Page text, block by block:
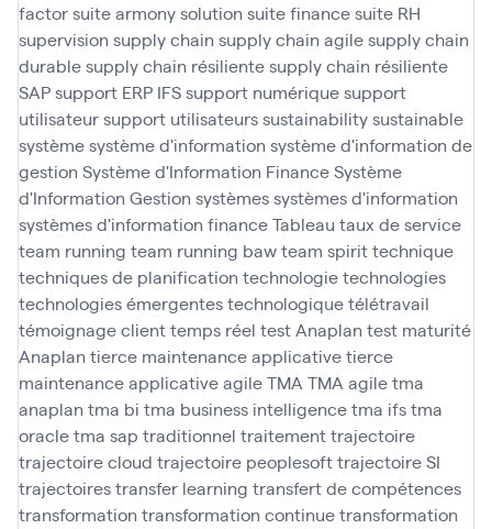
factorsuite armony solution suite financesuite RH
supervision supply chain supply chain agilesupply chain
durablesupply chain résilientesupply chain résiliente
SAPsupport ERP IFSsupport numériquesupport
utilisateursupport utilisateurssustainabilitysustainable
systèmesystème d'information système d'information de
gestion Système d'Information FinanceSystème
d'Information Gestion systèmessystèmes d'information
systèmes d'information financeTableau taux de service
team running team running bawteam spirittechnique
techniques de planification technologietechnologies
technologies émergentestechnologiquetélétravail
témoignage clienttemps réel test Anaplan test maturité
Anaplan tierce maintenance applicativetierce
maintenance applicative agileTMA TMA agiletma
anaplan tma bi tma business intelligencetma ifstma
oracletma sap traditionnel traitementtrajectoire
trajectoire cloud trajectoire peoplesofttrajectoire SI
trajectoirestransfer learning transfert de compétences
transformation transformation continuetransformation